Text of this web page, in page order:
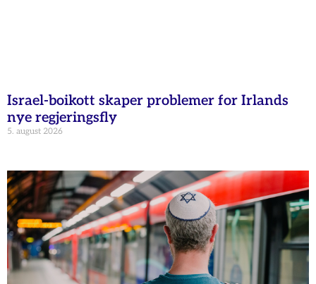
Israel-boikott skaper problemer for Irlands
nye regjeringsfly
5. august 2026